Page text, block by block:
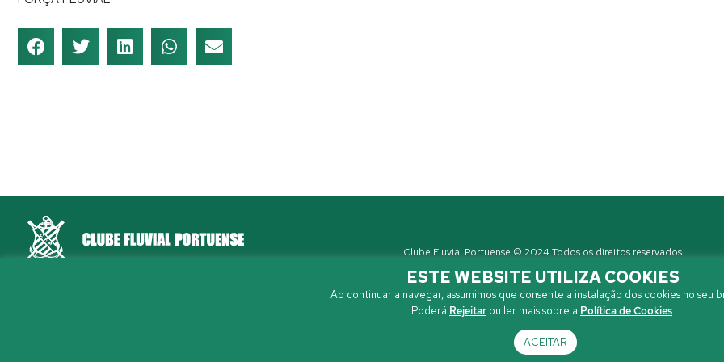
Clube Fluvial Portuense © 2024 Todos os direitos reservados
ESTE WEBSITE UTILIZA COOKIES
Ao continuar a navegar, assumimos que consente a instalação dos cookies no seu
Poderá Rejeitar ou ler mais sobre a Política de Cookies.
ACEITAR